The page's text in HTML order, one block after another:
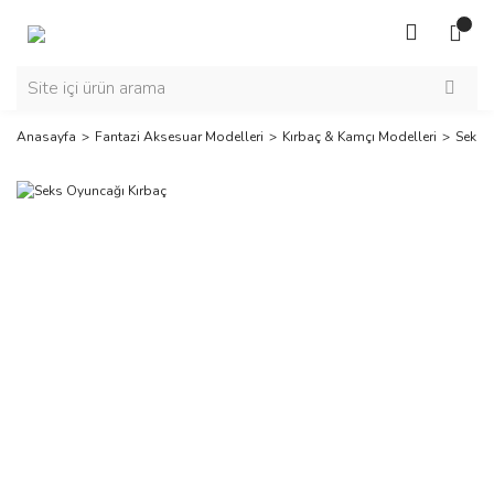
Anasayfa Fantazi Aksesuar Modelleri Kırbaç & Kamçı Modelleri Seks